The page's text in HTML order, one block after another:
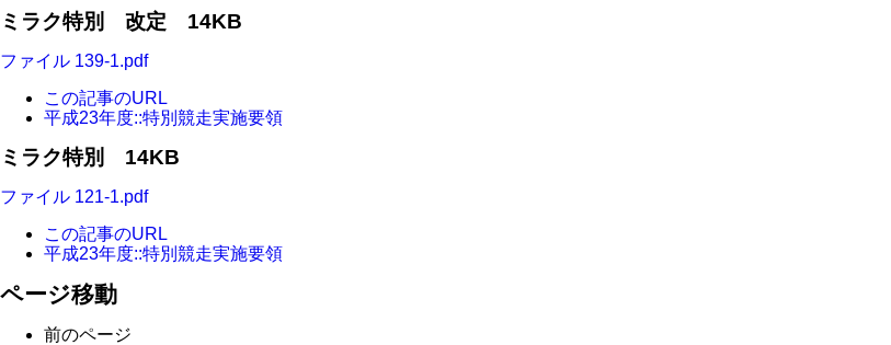
ミラク特別 改定 14KB
ファイル 139-1.pdf
この記事のURL
平成23年度::特別競走実施要領
ミラク特別 14KB
ファイル 121-1.pdf
この記事のURL
平成23年度::特別競走実施要領
ページ移動
前のページ